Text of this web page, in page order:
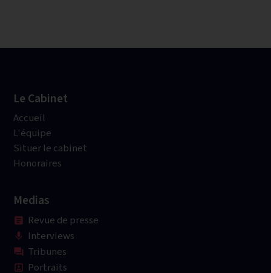
Le Cabinet
Accueil
L'équipe
Situer le cabinet
Honoraires
Medias
article Revue de presse
mic Interviews
question_answer Tribunes
portrait Portraits